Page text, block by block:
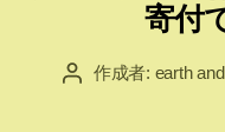
寄付
投 作成者: earth